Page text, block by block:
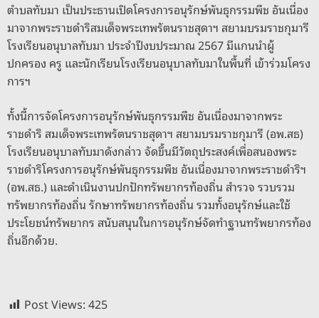
ตำบลทับมา เป็นประธานเปิดโครงการอนุรักษ์พันธุกรรมพืช อันเนื่อง
มาจากพระราชดำริสมเด็จพระเทพรัตนราชสุดาฯ สยามบรมราชกุมารี
โรงเรียนอนุบาลทับมา ประจำปีงบประมาณ 2567 มีแกนนำผู้
ปกครอง ครู และนักเรียนโรงเรียนอนุบาลทับมาในพื้นที่ เข้าร่วมโครง
การฯ
ทั้งนี้การจัดโครงการอนุรักษ์พันธุกรรมพืช อันเนื่องมาจากพระ
ราชดำริ สมเด็จพระเทพรัตนราชสุดาฯ สยามบรมราชกุมารี (อพ.สธ)
โรงเรียนอนุบาลทับมาดังกล่าว จัดขึ้นมีวัตถุประสงค์เพื่อสนองพระ
ราชดำริโครงการอนุรักษ์พันธุกรรมพืช อันเนื่องมาจากพระราชดำริฯ
(อพ.สธ.) และดำเนินงานปกปักทรัพยากรท้องถิ่น สำรวจ รวบรวม
ทรัพยากรท้องถิ่น รักษาทรัพยากรท้องถิ่น รวมทั้งอนุรักษ์และใช้
ประโยชน์ทรัพยากร สนับสนุนในการอนุรักษ์จัดทำฐานทรัพยากรท้อง
ถิ่นอีกด้วย.
Post Views:425